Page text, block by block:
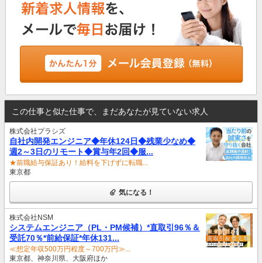
この仕事と似た仕事で、まだあなたが見ていない求人
株式会社プラシズ
自社内開発エンジニア◆年休124日◆残業少なめ◆
週2～3日のリモート◆賞与年2回◆服...
★前職給与保証あり！給料を下げずに転職...
東京都
気になる！
株式会社NSM
システムエンジニア（PL・PM候補）*直取引96％＆
受託70％*前給保証*年休131...
≪想定年収500万円程度～700万円≫...
東京都、神奈川県、大阪府ほか